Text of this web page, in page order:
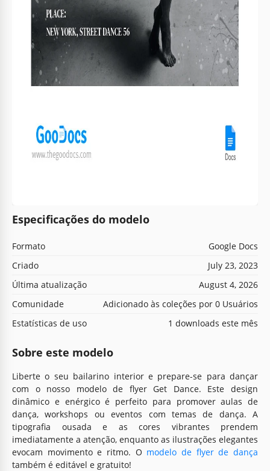
Especificações do modelo
Formato
Google Docs
Criado
July 23, 2023
Última atualização
August 4, 2026
Comunidade
Adicionado às coleções por 0 Usuários
Estatísticas de uso
1 downloads este mês
Sobre este modelo
Liberte o seu bailarino interior e prepare-se para dançar
com o nosso modelo de flyer Get Dance. Este design
dinâmico e enérgico é perfeito para promover aulas de
dança, workshops ou eventos com temas de dança. A
tipografia ousada e as cores vibrantes prendem
imediatamente a atenção, enquanto as ilustrações elegantes
evocam movimento e ritmo. O modelo de flyer de dança
também é editável e gratuito!